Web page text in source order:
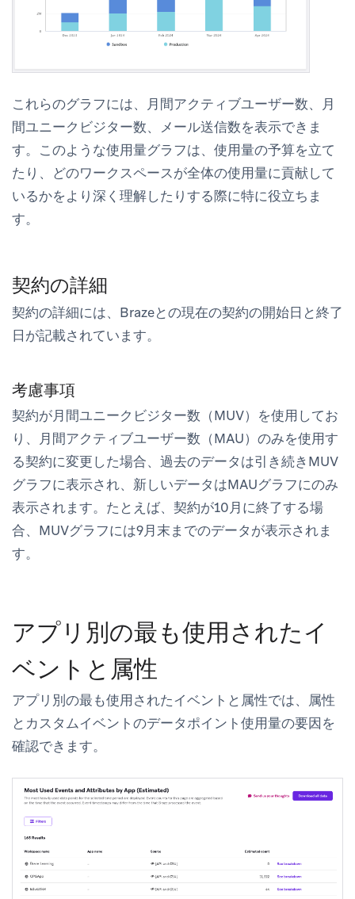
これらのグラフには、月間アクティブユーザー数、月
間ユニークビジター数、メール送信数を表示できま
す。このような使用量グラフは、使用量の予算を立て
たり、どのワークスペースが全体の使用量に貢献して
いるかをより深く理解したりする際に特に役立ちま
す。
契約の詳細
契約の詳細には、Brazeとの現在の契約の開始日と終了
日が記載されています。
考慮事項
契約が月間ユニークビジター数（MUV）を使用してお
り、月間アクティブユーザー数（MAU）のみを使用す
る契約に変更した場合、過去のデータは引き続きMUV
グラフに表示され、新しいデータはMAUグラフにのみ
表示されます。たとえば、契約が10月に終了する場
合、MUVグラフには9月末までのデータが表示されま
す。
アプリ別の最も使用されたイ
ベントと属性
アプリ別の最も使用されたイベントと属性では、属性
とカスタムイベントのデータポイント使用量の要因を
確認できます。